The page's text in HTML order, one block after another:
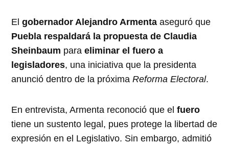
Elgobernador Alejandro Armenta aseguró que
Puebla respaldará la propuesta de Claudia
Sheinbaum paraeliminar el fuero a
legisladores, una iniciativa que la presidenta
anunció dentro de la próximaReforma Electoral.
En entrevista, Armenta reconoció que elfuero
tiene un sustento legal, pues protege la libertad de
expresión en el Legislativo. Sin embargo, admitió